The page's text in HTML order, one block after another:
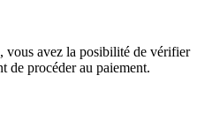
vous avez la posibilité de vérifier
de procéder au paiement.